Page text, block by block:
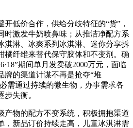
低价合作，供给分歧特征的“货”，
时激发牛奶喷鼻味；从推洁净配方系
淇淋、冰爽系列冰淇淋、迷你分享拆
橘纤维来替代保守胶体和不变剂。确
期间单月发卖破2000万元，面临
牌的渠道计谋不再是抢夺“堆
需通过持续的微生物，办事需求各
步失衡。
物的配方不变系统，积极拥抱渠道
，新品订价持续走高，儿童冰淇淋需